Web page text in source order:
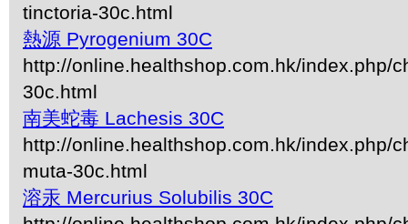
tinctoria-30c.html
熱源 Pyrogenium 30C
http://online.healthshop.com.hk/index.php/
30c.html
南美蛇毒 Lachesis 30C
http://online.healthshop.com.hk/index.php/
muta-30c.html
溶汞 Mercurius Solubilis 30C